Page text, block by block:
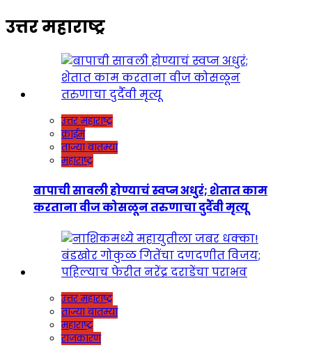
उत्तर महाराष्ट्र
उत्तर महाराष्ट्र
क्राईम
ताज्या बातम्या
महाराष्ट्र
बापाची सावली होण्याचं स्वप्न अधुरं; शेतात काम
करताना वीज कोसळून तरुणाचा दुर्दैवी मृत्यू
उत्तर महाराष्ट्र
ताज्या बातम्या
महाराष्ट्र
राजकारण